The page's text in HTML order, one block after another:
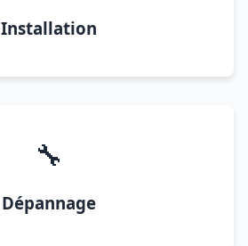
Installation
🔧
Dépannage